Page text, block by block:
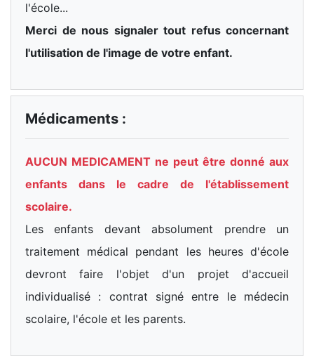
l'école...
Merci de nous signaler tout refus concernant
l'utilisation de l'image de votre enfant.
Médicaments :
AUCUN MEDICAMENT ne peut être donné aux
enfants dans le cadre de l'établissement
scolaire.
Les enfants devant absolument prendre un
traitement médical pendant les heures d'école
devront faire l'objet d'un projet d'accueil
individualisé : contrat signé entre le médecin
scolaire, l'école et les parents.